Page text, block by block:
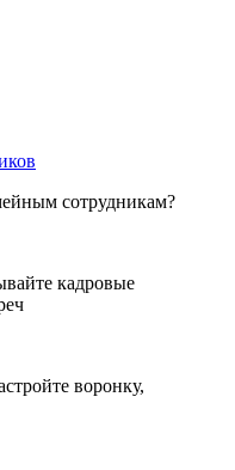
сотрудникам?
кадровые
воронку,